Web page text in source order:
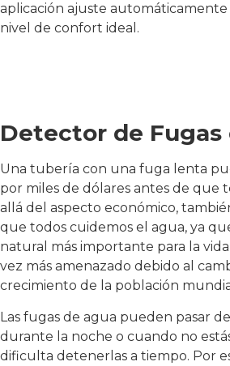
aplicación ajuste
nivel de confort ideal.
Detector de Fugas
Una tubería con una fuga lenta
por miles de dólares antes de que
allá del aspecto económico,
que todos cuidemos el agua, ya
natural más importante para la
vez más amenazado debido al
crecimiento de la población
Las fugas de agua pueden pasar
durante la noche o cuando no
dificulta detenerlas a tiempo. Por